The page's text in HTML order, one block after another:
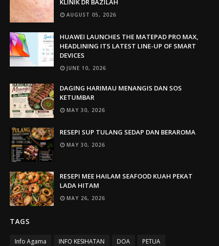
KLINIK DR BAZILAH
AUGUST 05, 2026
HUAWEI LAUNCHES THE MATEPAD PRO MAX,
HEADLINING ITS LATEST LINE-UP OF SMART
DEVICES
JUNE 10, 2026
DAGING HARIMAU MENANGIS DAN SOS
KETUMBAR
MAY 30, 2026
RESEPI SUP TULANG SEDAP DAN BERAROMA
MAY 30, 2026
RESEPI MEE HAILAM SEAFOOD KUAH PEKAT
LADA HITAM
MAY 26, 2026
TAGS
Info Agama INFO KESIHATAN DOA
PETUA